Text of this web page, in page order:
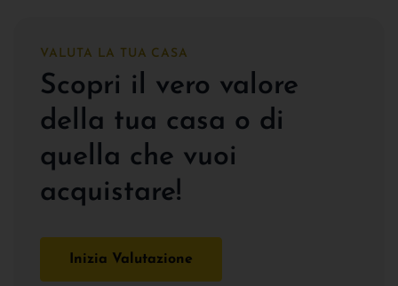
VALUTA LA TUA CASA
Scopri il vero valore
della tua casa o di
quella che vuoi
acquistare!
Inizia Valutazione